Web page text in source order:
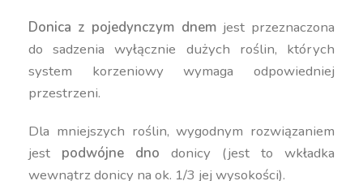
Donica z pojedynczym dnemjest przeznaczona
do sadzenia wyłącznie dużych roślin, których
system korzeniowy wymaga odpowiedniej
przestrzeni.
Dla mniejszych roślin, wygodnym rozwiązaniem
jest podwójne dno donicy (jest to wkładka
wewnątrz donicy na ok. 1/3 jej wysokości).